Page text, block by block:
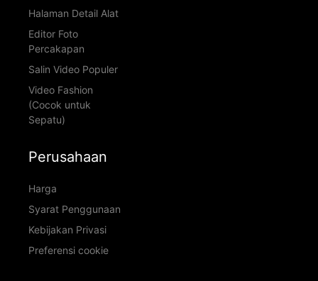
Halaman Detail Alat
Editor Foto
Percakapan
Salin Video Populer
Video Fashion
(Cocok untuk
Sepatu)
Perusahaan
Harga
Syarat Penggunaan
Kebijakan Privasi
Preferensi cookie